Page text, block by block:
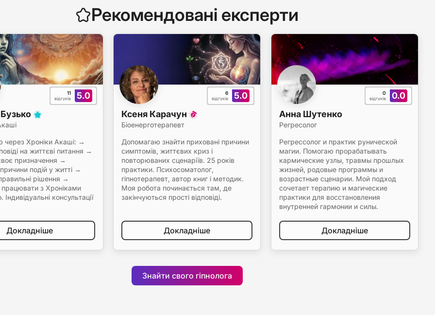
Рекомендовані експерти
5.0
11
відгуків
через Хроніки Акаші: →
на життєві питання →
призначення →
подій у житті →
рішення →
з Хроніками
Індивідуальні консультації
Докладніше
5.0
6
відгуків
Ксеня Карачун
Біоенерготерапевт
Допомагаю знайти приховані причини
симптомів, життєвих криз і
повторюваних сценаріїв. 25 років
практики. Психосоматолог,
гіпнотерапевт, автор книг і методик.
Моя робота починається там, де
закінчуються прості відповіді.
Докладніше
0.0
0
відгуків
Анна Шутенко
Регресолог
Регрессолог и практик рунической
магии. Помогаю прорабатывать
кармические узлы, травмы прошлых
жизней, родовые программы и
возрастные сценарии. Мой подход
сочетает терапию и магические
практики для восстановления
внутренней гармонии и силы.
Докладніше
Знайти свого гіпнолога